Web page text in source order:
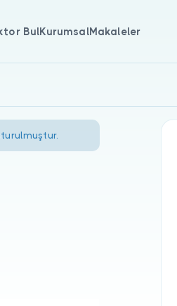
BulKurumsalMakaleler